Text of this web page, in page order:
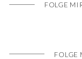
FOLGE
FOLGE